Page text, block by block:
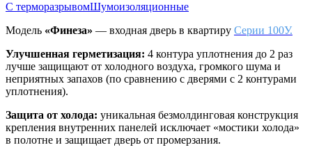
С терморазрывомШумоизоляционные
Модель «‎Финеза» — входная дверь в квартиру Серии 100У.
Улучшенная герметизация: 4 контура уплотнения до 2 раз
лучше защищают от холодного воздуха, громкого шума и
неприятных запахов (по сравнению с дверями с 2 контурами
уплотнения).
Защита от холода: уникальная безмолдинговая конструкция
крепления внутренних панелей исключает «мостики холода»
в полотне и защищает дверь от промерзания.